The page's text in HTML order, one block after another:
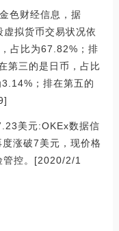
色财经信息，据
拟货币交易状况依
占比为67.82%；排
第三的是日币，占比
；排在第五的
美元:OKEx数据信
涨破7美元，现价格
管控。[2020/2/1